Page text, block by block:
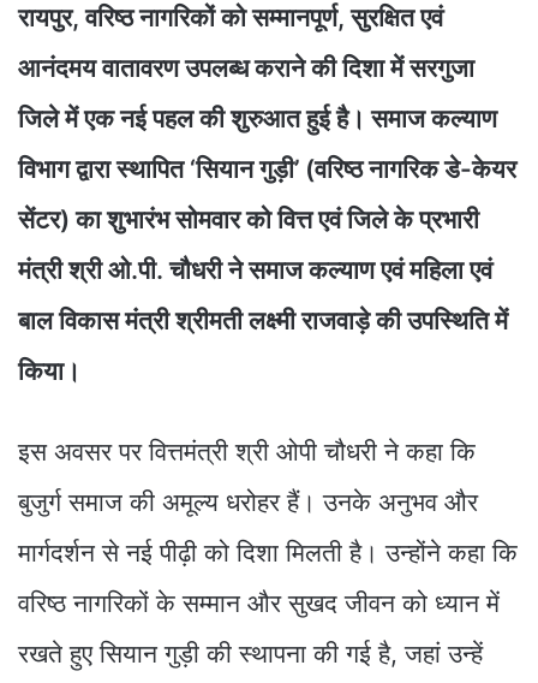
रायपुर, वरिष्ठ नागरिकों को सम्मानपूर्ण, सुरक्षित एवं
आनंदमय वातावरण उपलब्ध कराने की दिशा में सरगुजा
जिले में एक नई पहल की शुरुआत हुई है। समाज कल्याण
विभाग द्वारा स्थापित ‘सियान गुड़ी’ (वरिष्ठ नागरिक डे-केयर
सेंटर) का शुभारंभ सोमवार को वित्त एवं जिले के प्रभारी
मंत्री श्री ओ.पी. चौधरी ने समाज कल्याण एवं महिला एवं
बाल विकास मंत्री श्रीमती लक्ष्मी राजवाड़े की उपस्थिति में
किया।
इस अवसर पर वित्तमंत्री श्री ओपी चौधरी ने कहा कि
बुजुर्ग समाज की अमूल्य धरोहर हैं। उनके अनुभव और
मार्गदर्शन से नई पीढ़ी को दिशा मिलती है। उन्होंने कहा कि
वरिष्ठ नागरिकों के सम्मान और सुखद जीवन को ध्यान में
रखते हुए सियान गुड़ी की स्थापना की गई है, जहां उन्हें